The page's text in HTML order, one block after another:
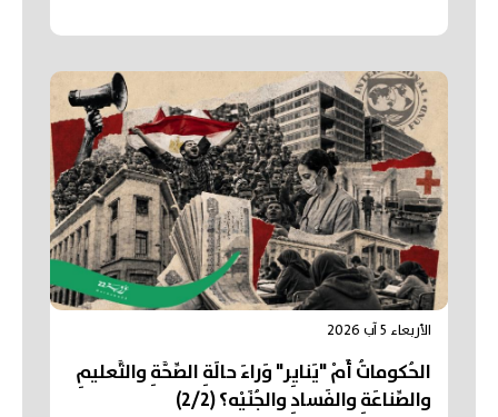
الأربعاء 5 آب 2026
الحُكوماتُ أَمْ "يَنايِر" وَراءَ حالَةِ الصِّحَّةِ والتَّعليمِ
والصِّناعَةِ والفَسادِ والجُنَيْه؟ (2/2)